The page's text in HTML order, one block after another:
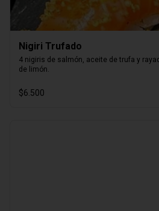
Nigiri Trufado
4 nigiris de salmón, aceite de trufa y
de limón.
$6.500